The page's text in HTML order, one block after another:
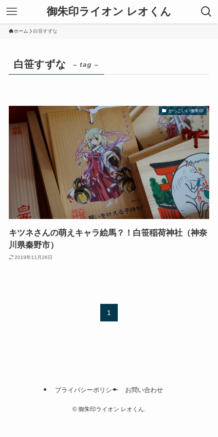
御朱印ライオン レオくん
ホーム 白笹すずな
白笹すずな – tag –
かっこいい御朱印
キツネさんの萌えキャラ絵馬？！白笹稲荷神社（神奈
川県秦野市）
2019年11月26日
1
プライバシーポリシー お問い合わせ
© 御朱印ライオン レオくん.